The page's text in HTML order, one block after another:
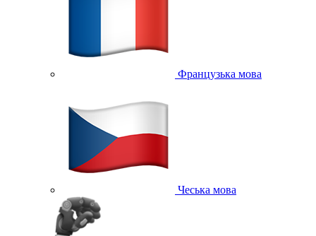
Французька мова
Чеська мова